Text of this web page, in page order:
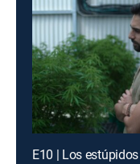
E10 | Los estúpidos